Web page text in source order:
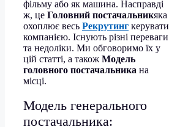
фільму або як машина. Насправді
ж, це Головний постачальникяка
охоплює весь Рекрутинг керувати
компанією. Існують різні переваги
та недоліки. Ми обговоримо їх у
цій статті, а також Модель
головного постачальника на
місці.
Модель генерального
постачальника: